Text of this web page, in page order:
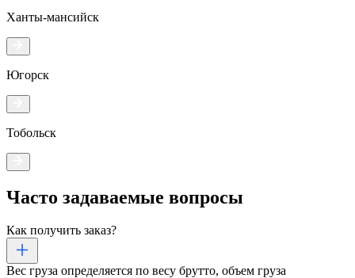
Ханты-мансийск
Югорск
Тобольск
Часто задаваемые вопросы
Как получить заказ?
Вес груза определяется по весу брутто, объем груза